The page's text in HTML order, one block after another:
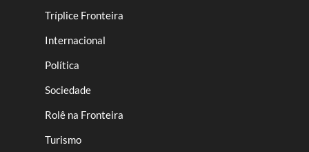
Tríplice Fronteira
Internacional
Política
Sociedade
Rolê na Fronteira
Turismo